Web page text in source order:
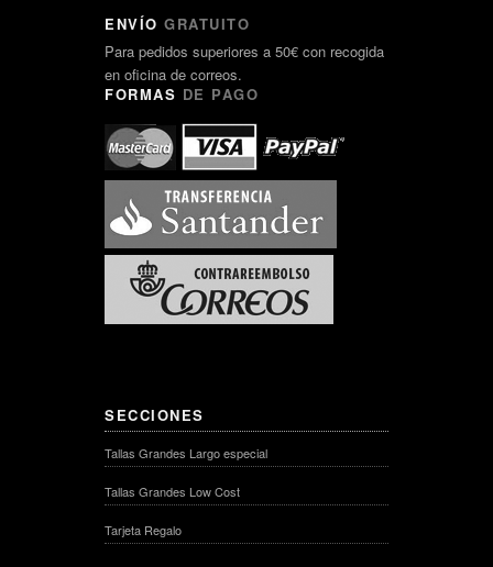
ENVÍO GRATUITO
Para pedidos superiores a 50€ con recogida
en oficina de correos.
FORMAS DE PAGO
SECCIONES
Tallas Grandes Largo especial
Tallas Grandes Low Cost
Tarjeta Regalo